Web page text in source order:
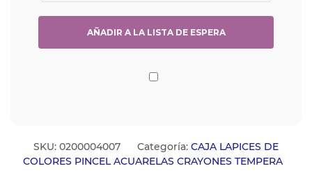
SKU: 0200004007 Categoría: CAJA LAPICES DE
COLORES PINCEL ACUARELAS CRAYONES TEMPERA